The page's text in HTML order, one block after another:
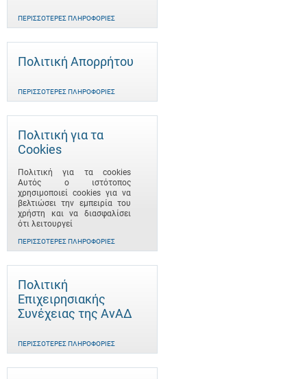
ΠΕΡΙΣΣΌΤΕΡΕΣ ΠΛΗΡΟΦΟΡΊΕΣ
Πολιτική Απορρήτου
ΠΕΡΙΣΣΌΤΕΡΕΣ ΠΛΗΡΟΦΟΡΊΕΣ
Πολιτική για τα
Cookies
Πολιτική για τα cookies
Αυτός ο ιστότοπος
χρησιμοποιεί cookies για να
βελτιώσει την εμπειρία του
χρήστη και να διασφαλίσει
ότι λειτουργεί
ΠΕΡΙΣΣΌΤΕΡΕΣ ΠΛΗΡΟΦΟΡΊΕΣ
Πολιτική
Επιχειρησιακής
Συνέχειας της ΑνΑΔ
ΠΕΡΙΣΣΌΤΕΡΕΣ ΠΛΗΡΟΦΟΡΊΕΣ